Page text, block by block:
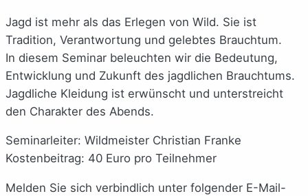
Jagd ist mehr als das Erlegen von Wild. Sie ist
Tradition, Verantwortung und gelebtes Brauchtum.
In diesem Seminar beleuchten wir die Bedeutung,
Entwicklung und Zukunft des jagdlichen Brauchtums.
Jagdliche Kleidung ist erwünscht und unterstreicht
den Charakter des Abends.
Seminarleiter: Wildmeister Christian Franke
Kostenbeitrag: 40 Euro pro Teilnehmer
Melden Sie sich verbindlich unter folgender E-Mail-